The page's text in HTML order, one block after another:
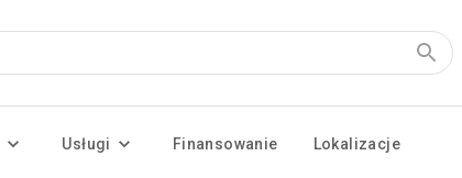
Usługi Finansowanie Lokalizacje